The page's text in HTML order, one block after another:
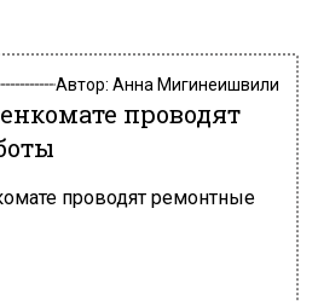
Автор: Анна Мигинеишвили
проводят